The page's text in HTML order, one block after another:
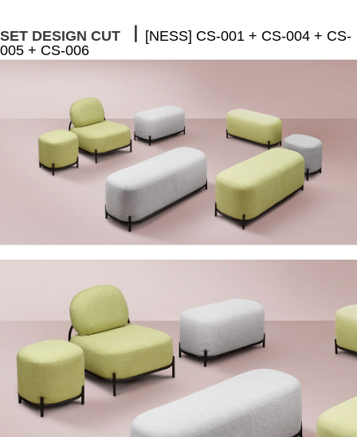
SET DESIGN CUT
[NESS] CS-001 + CS-004 + CS-
005 + CS-006